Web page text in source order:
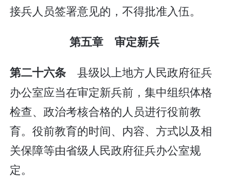
接兵人员签署意见的，不得批准入伍。
第五章 审定新兵
第二十六条 县级以上地方人民政府征兵
办公室应当在审定新兵前，集中组织体格
检查、政治考核合格的人员进行役前教
育。役前教育的时间、内容、方式以及相
关保障等由省级人民政府征兵办公室规
定。